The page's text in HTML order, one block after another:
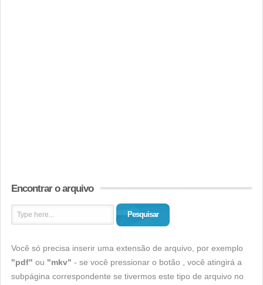
Encontrar o arquivo
Pesquisar
Você só precisa inserir uma extensão de arquivo, por exemplo
"pdf" ou "mkv" - se você pressionar o botão , você atingirá a
subpágina correspondente se tivermos este tipo de arquivo no